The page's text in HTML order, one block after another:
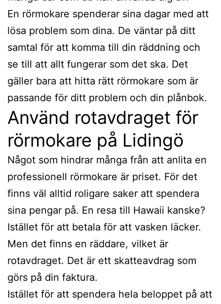
En rörmokare spenderar sina dagar med att
lösa problem som dina. De väntar på ditt
samtal för att komma till din räddning och
se till att allt fungerar som det ska. Det
gäller bara att hitta rätt rörmokare som är
passande för ditt problem och din plånbok.
Använd rotavdraget för
rörmokare på Lidingö
Något som hindrar många från att anlita en
professionell rörmokare är priset. För det
finns väl alltid roligare saker att spendera
sina pengar på. En resa till Hawaii kanske?
Istället för att betala för att vasken läcker.
Men det finns en räddare, vilket är
rotavdraget. Det är ett skatteavdrag som
görs på din faktura.
Istället för att spendera hela beloppet på att